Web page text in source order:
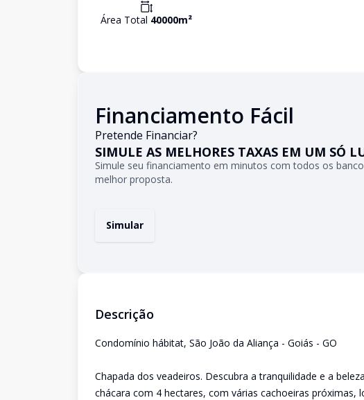
Área Total 40000m²
Financiamento Fácil
Pretende Financiar?
SIMULE AS MELHORES TAXAS EM UM SÓ
Simule seu financiamento em minutos com todos os
melhor proposta.
Simular
Descrição
Condomínio hábitat, São João da Aliança - Goiás - GO
Chapada dos veadeiros. Descubra a tranquilidade e a
chácara com 4 hectares, com várias cachoeiras próximas,